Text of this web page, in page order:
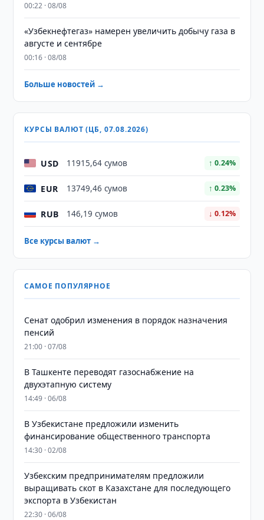
00:22 · 08/08
«Узбекнефтегаз» намерен увеличить добычу газа в
августе и сентябре
00:16 · 08/08
Больше новостей →
КУРСЫ ВАЛЮТ (ЦБ, 07.08.2026)
USD 11915,64 сумов ↑ 0.24%
EUR 13749,46 сумов ↑ 0.23%
RUB 146,19 сумов ↓ 0.12%
Все курсы валют →
САМОЕ ПОПУЛЯРНОЕ
Сенат одобрил изменения в порядок назначения
пенсий
21:00 · 07/08
В Ташкенте переводят газоснабжение на
двухэтапную систему
14:49 · 06/08
В Узбекистане предложили изменить
финансирование общественного транспорта
14:30 · 02/08
Узбекским предпринимателям предложили
выращивать скот в Казахстане для последующего
экспорта в Узбекистан
22:30 · 06/08